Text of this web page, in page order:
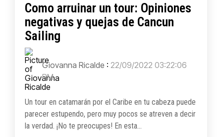
Como arruinar un tour: Opiniones
negativas y quejas de Cancun
Sailing
Giovanna Ricalde : 22/09/2022 03:22:06
PM
Un tour en catamarán por el Caribe en tu cabeza puede
parecer estupendo, pero muy pocos se atreven a decir
la verdad. ¡No te preocupes! En esta...